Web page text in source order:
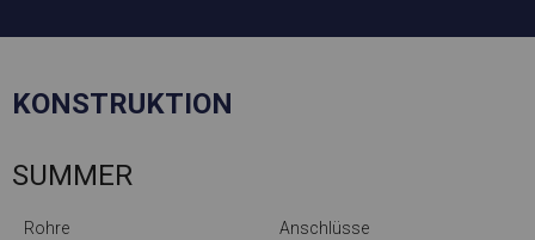
KONSTRUKTION
SUMMER
Rohre Anschlüsse